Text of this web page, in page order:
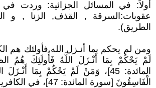
أولاً: في المسائل الجزائية: وردت في
عقوبات:السرقة , القذف, الزنا , و
الطريق).
ومن لم يحكم بما أنـزل الله فأولئك هم
لَمْ يَحْكُمْ بِمَا أَنْـزَلَ اللَّهُ فَأُولَئِكَ هُمُ
المائدة: 45]، وَمَنْ لَمْ يَحْكُمْ بِمَا
الْفَاسِقُونَ [سورة المائدة: 47]، في الكافرين كلها